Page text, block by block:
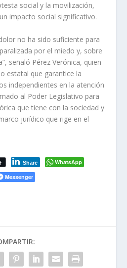
social y la movilización,
impacto social significativo.
no ha sido suficiente para
por el miedo y, sobre
señaló Pérez Verónica, quien
estatal que garantice la
independientes en la atención
al Poder Legislativo para
que tiene con la sociedad y
jurídico que rige en el
Share
WhatsApp
Messenger